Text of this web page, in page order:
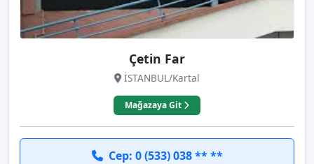
Çetin Far
İSTANBUL/Kartal
Mağazaya Git
Cep: 0 (533) 038 ** **